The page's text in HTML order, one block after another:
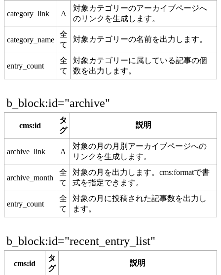
category_link A
対象カテゴリーのアーカイブページへ
のリンクを生成します。
category_name
全
て
対象カテゴリーの名前を出力します。
entry_count
全
て
対象カテゴリーに属している記事の個
数を出力します。
b_block:id="archive"
cms:id
タ
グ
説明
archive_link A
対象の月の月別アーカイブページへの
リンクを生成します。
archive_month
全
て
対象の月を出力します。cms:formatで書
式を指定できます。
entry_count
全
て
対象の月に投稿された記事数を出力し
ます。
b_block:id="recent_entry_list"
cms:id
タ
グ
説明